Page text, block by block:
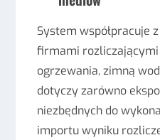
System współpracuje
firmami rozliczającymi
ogrzewania, zimną
dotyczy zarówno
niezbędnych do
importu wyniku